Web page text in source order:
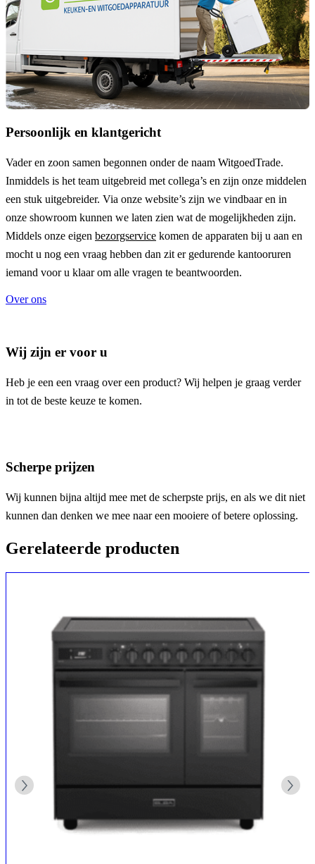
Persoonlijk en klantgericht
Vader en zoon samen begonnen onder de naam WitgoedTrade.
Inmiddels is het team uitgebreid met collega’s en zijn onze middelen
een stuk uitgebreider. Via onze website’s zijn we vindbaar en in
onze showroom kunnen we laten zien wat de mogelijkheden zijn.
Middels onze eigen bezorgservice komen de apparaten bij u aan en
mocht u nog een vraag hebben dan zit er gedurende kantooruren
iemand voor u klaar om alle vragen te beantwoorden.
Over ons
Wij zijn er voor u
Heb je een een vraag over een product? Wij helpen je graag verder
in tot de beste keuze te komen.
Scherpe prijzen
Wij kunnen bijna altijd mee met de scherpste prijs, en als we dit niet
kunnen dan denken we mee naar een mooiere of betere oplossing.
Gerelateerde producten